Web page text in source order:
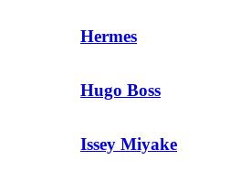
Hermes
Hugo Boss
Issey Miyake